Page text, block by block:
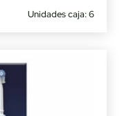
Unidades caja: 6